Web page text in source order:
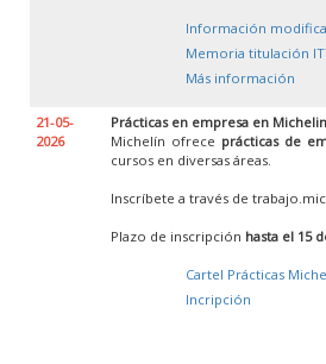
Información
Memoria titulación
Más información
21-05-
2026
Prácticas en empresa en Michelin
Michelín ofrece prácticas de
cursos en diversas áreas.
Inscríbete a través de
Plazo de inscripción hasta el 15
Cartel Prácticas
Incripción